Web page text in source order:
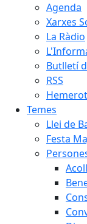
Agenda
Xarxes
La Ràdio
Butlletí
RSS
Temes
Llei de
Festa